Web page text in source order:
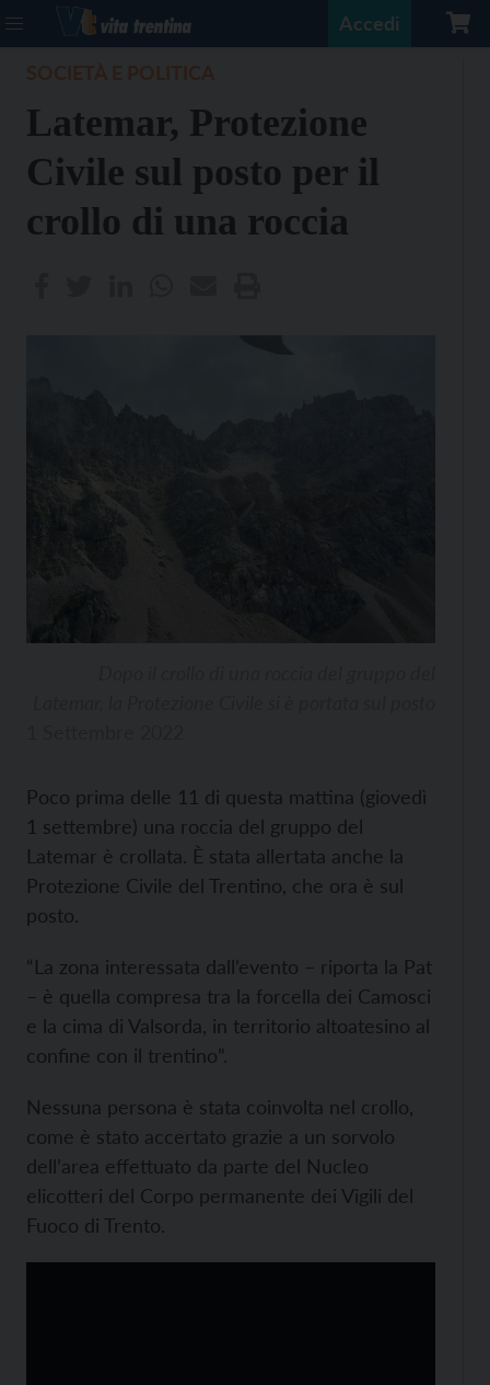
Accedi
Latemar, Protezione
Civile sul posto per il
crollo di una roccia
Poco prima delle 11 di questa mattina (giovedì
1 settembre) una roccia del gruppo del
Latemar è crollata. È stata allertata anche la
Protezione Civile del Trentino, che ora è sul
posto.
“La zona interessata dall’evento – riporta la Pat
– è quella compresa tra la forcella dei Camosci
e la cima di Valsorda, in territorio altoatesino al
confine con il trentino”.
Nessuna persona è stata coinvolta nel crollo,
come è stato accertato grazie a un sorvolo
dell’area effettuato da parte del Nucleo
elicotteri del Corpo permanente dei Vigili del
Fuoco di Trento.